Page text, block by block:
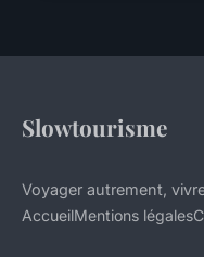
Slowtourisme
Voyager autrement,
AccueilMentions légales